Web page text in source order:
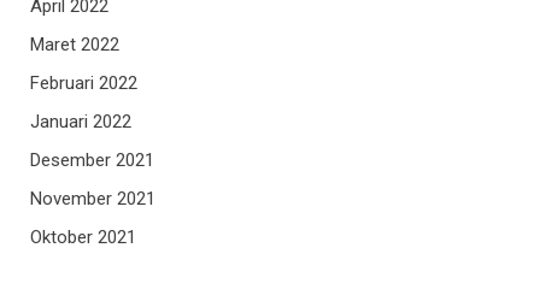
April 2022
Maret 2022
Februari 2022
Januari 2022
Desember 2021
November 2021
Oktober 2021